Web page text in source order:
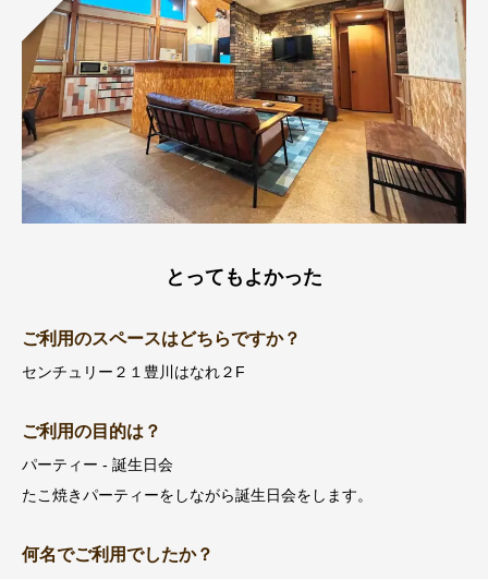
とってもよかった
ご利用のスペースはどちらですか？
センチュリー２１豊川はなれ２F
ご利用の目的は？
パーティー - 誕生日会
たこ焼きパーティーをしながら誕生日会をします。
何名でご利用でしたか？